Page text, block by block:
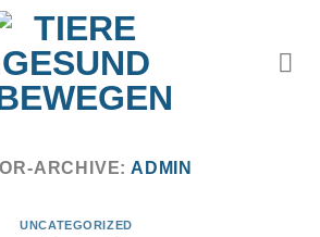
ARCHIVE: ADMIN
UNCATEGORIZED